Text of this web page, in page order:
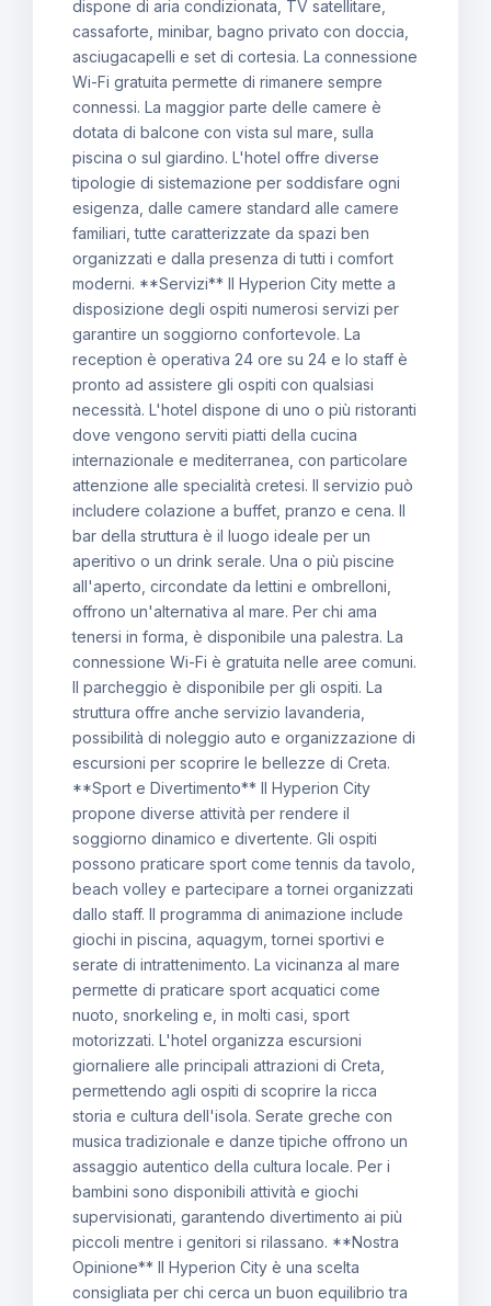
dispone di aria condizionata, TV satellitare,
cassaforte, minibar, bagno privato con doccia,
asciugacapelli e set di cortesia. La connessione
Wi-Fi gratuita permette di rimanere sempre
connessi. La maggior parte delle camere è
dotata di balcone con vista sul mare, sulla
piscina o sul giardino. L'hotel offre diverse
tipologie di sistemazione per soddisfare ogni
esigenza, dalle camere standard alle camere
familiari, tutte caratterizzate da spazi ben
organizzati e dalla presenza di tutti i comfort
moderni. **Servizi** Il Hyperion City mette a
disposizione degli ospiti numerosi servizi per
garantire un soggiorno confortevole. La
reception è operativa 24 ore su 24 e lo staff è
pronto ad assistere gli ospiti con qualsiasi
necessità. L'hotel dispone di uno o più ristoranti
dove vengono serviti piatti della cucina
internazionale e mediterranea, con particolare
attenzione alle specialità cretesi. Il servizio può
includere colazione a buffet, pranzo e cena. Il
bar della struttura è il luogo ideale per un
aperitivo o un drink serale. Una o più piscine
all'aperto, circondate da lettini e ombrelloni,
offrono un'alternativa al mare. Per chi ama
tenersi in forma, è disponibile una palestra. La
connessione Wi-Fi è gratuita nelle aree comuni.
Il parcheggio è disponibile per gli ospiti. La
struttura offre anche servizio lavanderia,
possibilità di noleggio auto e organizzazione di
escursioni per scoprire le bellezze di Creta.
**Sport e Divertimento** Il Hyperion City
propone diverse attività per rendere il
soggiorno dinamico e divertente. Gli ospiti
possono praticare sport come tennis da tavolo,
beach volley e partecipare a tornei organizzati
dallo staff. Il programma di animazione include
giochi in piscina, aquagym, tornei sportivi e
serate di intrattenimento. La vicinanza al mare
permette di praticare sport acquatici come
nuoto, snorkeling e, in molti casi, sport
motorizzati. L'hotel organizza escursioni
giornaliere alle principali attrazioni di Creta,
permettendo agli ospiti di scoprire la ricca
storia e cultura dell'isola. Serate greche con
musica tradizionale e danze tipiche offrono un
assaggio autentico della cultura locale. Per i
bambini sono disponibili attività e giochi
supervisionati, garantendo divertimento ai più
piccoli mentre i genitori si rilassano. **Nostra
Opinione** Il Hyperion City è una scelta
consigliata per chi cerca un buon equilibrio tra